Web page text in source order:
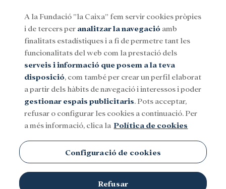
Menu
SocialInvestigació i bequesCultura
A la Fundació ”la Caixa” fem servir cookies pròpies
i de tercers per analitzar la navegació amb
finalitats estadístiques i a fi de permetre tant les
funcionalitats del web com la prestació dels
serveis i informació que posem a la teva
disposició, com també per crear un perfil elaborat
a partir dels hàbits de navegació i interessos i poder
gestionar espais publicitaris. Pots acceptar,
refusar o configurar les cookies a continuació. Per
a més informació, clica la Política de cookies
Configuració de cookies
Refusar